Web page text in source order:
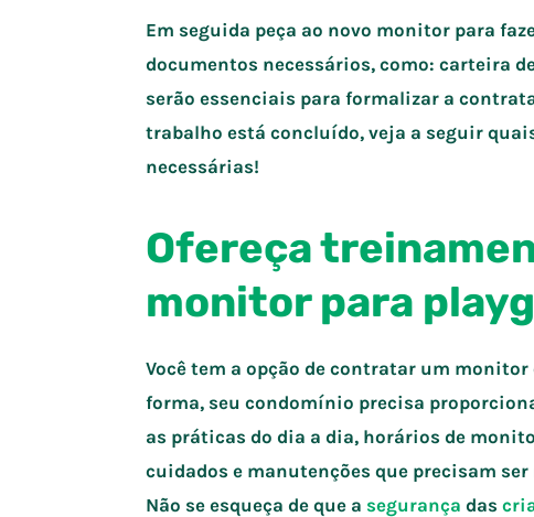
Em seguida peça ao novo monitor para
documentos necessários, como: carteira
serão essenciais para formalizar a
trabalho está concluído, veja a seguir
necessárias!
Ofereça
monitor para
Você tem a opção de contratar um
forma, seu condomínio precisa
as práticas do dia a dia, horários de
cuidados e manutenções que precisam
Não se esqueça de que a segurança das